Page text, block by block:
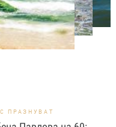
Холанд и Зендая
с брачни
в Лондон
ПРАЗНУВАТ